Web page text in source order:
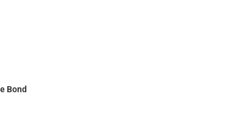
Bond